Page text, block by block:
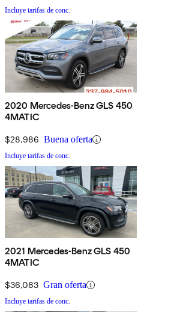
Incluye tarifas de conc.
2020 Mercedes-Benz GLS 450
4MATIC
$28,986 Buena oferta
Incluye tarifas de conc.
2021 Mercedes-Benz GLS 450
4MATIC
$36,083 Gran oferta
Incluye tarifas de conc.